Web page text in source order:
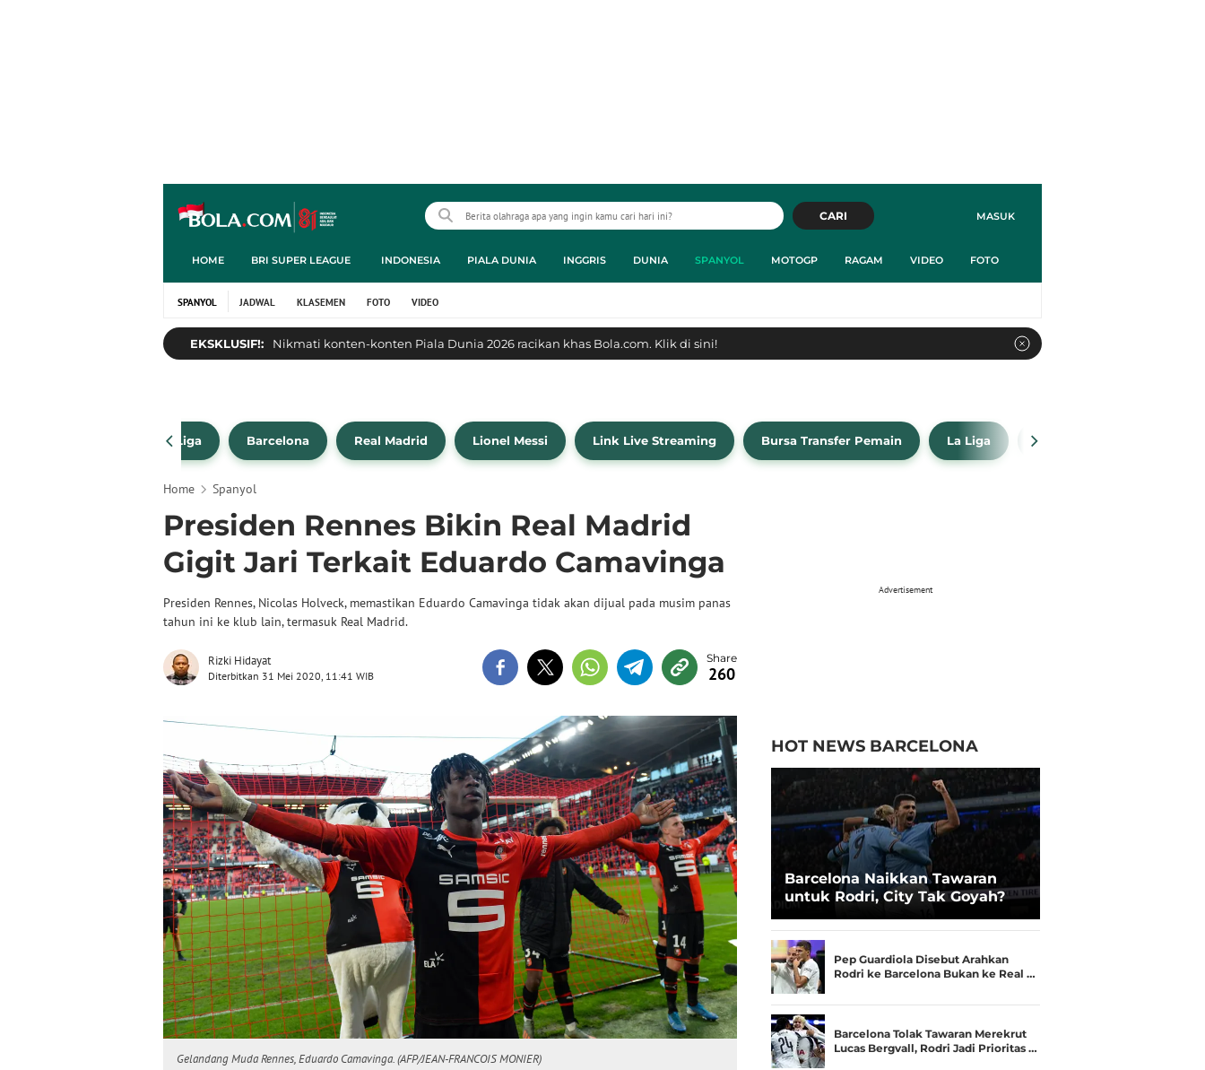
MASUK
CARI
HOME BRI SUPER LEAGUE INDONESIA PIALA DUNIA INGGRIS DUNIA SPANYOL MOTOGP RAGAM VIDEO FOTO
SPANYOL JADWAL KLASEMEN FOTO VIDEO
EKSKLUSIF!: Nikmati konten-konten Piala Dunia 2026 racikan khas Bola.com. Klik di sini!
La Liga Barcelona Real Madrid Lionel Messi Link Live Streaming Bursa Transfer Pemain La Liga Barcelona
Home Spanyol
Presiden Rennes Bikin Real Madrid
Gigit Jari Terkait Eduardo Camavinga
Presiden Rennes, Nicolas Holveck, memastikan Eduardo Camavinga tidak akan dijual pada musim panas
tahun ini ke klub lain, termasuk Real Madrid.
Rizki Hidayat
Diterbitkan 31 Mei 2020, 11:41 WIB 260
Gelandang Muda Rennes, Eduardo Camavinga. (AFP/JEAN-FRANCOIS MONIER)
Advertisement
HOT NEWS BARCELONA
Barcelona Naikkan Tawaran
untuk Rodri, City Tak Goyah?
Pep Guardiola Disebut Arahkan
Rodri ke Barcelona Bukan ke Real …
Barcelona Tolak Tawaran Merekrut
Lucas Bergvall, Rodri Jadi Prioritas …